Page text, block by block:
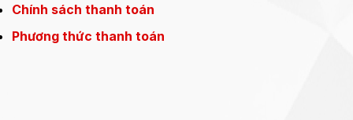
Chính sách thanh toán
Phương thức thanh toán